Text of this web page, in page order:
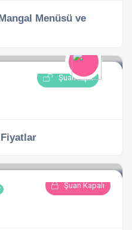
Menüsü ve
Şuan Açık
Şuan Kapalı